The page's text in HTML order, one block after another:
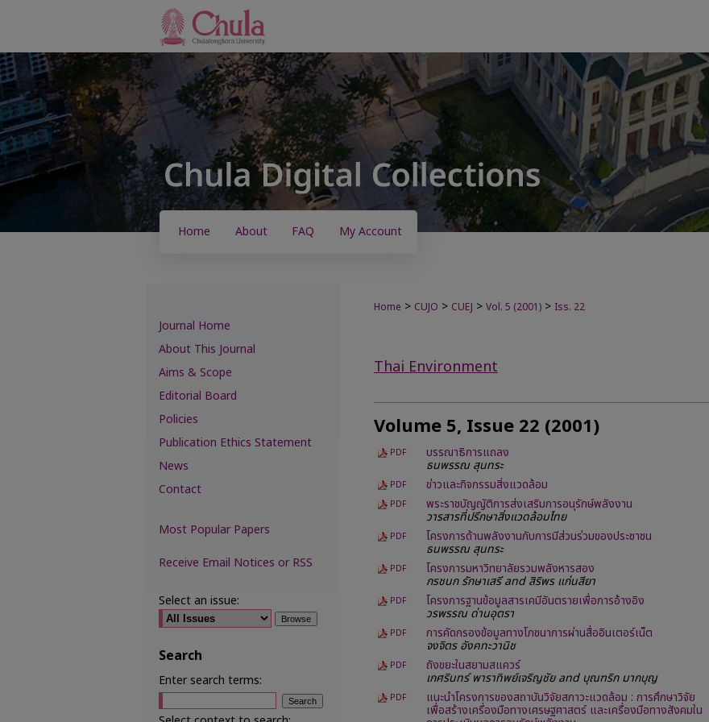
Home About FAQ My Account
Home > CUJO > CUEJ > Vol. 5 (2001) > Iss. 22
Thai Environment
Volume 5, Issue 22 (2001)
PDF บรรณาธิการแถลง
ธนพรรณ สุนทระ
PDF ข่าวและกิจกรรมสิ่งแวดล้อม
PDF พระราชบัญญัติการส่งเสริมการอนุรักษ์พลังงาน
วารสารที่ปรึกษาสิ่งแวดล้อมไทย
PDF โครงการด้านพลังงานกับการมีส่วนร่วมของประชาชน
ธนพรรณ สุนทระ
PDF โครงการมหาวิทยาลัยรวมพลังหารสอง
กรชนก รักษาเสรี and สิริพร แก่นสียา
PDF โครงการฐานข้อมูลสารเคมีอันตรายเพื่อการอ้างอิง
วรพรรณ ด่านอุตรา
PDF การคัดกรองข้อมูลทางโภชนาการผ่านสื่ออินเตอร์เน็ต
จงจิตร อังคทะวานิช
PDF ถังขยะในสยามสแควร์
เกศรินทร์ พาราทิพย์เจริญชัย and บุณฑริก มากบุญ
PDF แนะนำโครงการของสถาบันวิจัยสภาวะแวดล้อม : การศึกษาวิจัย
เพื่อสร้างเครื่องมือทางเศรษฐศาสตร์ และเครื่องมือทางสังคมใน
Journal Home
About This Journal
Aims & Scope
Editorial Board
Policies
Publication Ethics Statement
News
Contact
Most Popular Papers
Receive Email Notices or RSS
Select an issue:
Search
Enter search terms: